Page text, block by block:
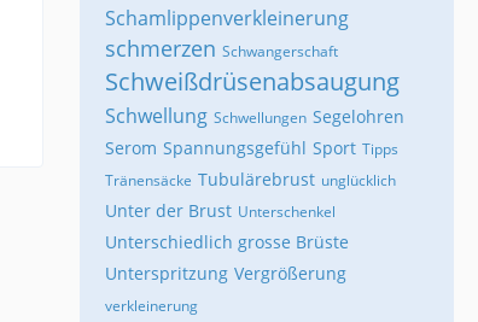
Schamlippenverkleinerung
schmerzen Schwangerschaft
Schweißdrüsenabsaugung
Schwellung Schwellungen Segelohren
Serom Spannungsgefühl Sport Tipps
Tränensäcke Tubulärebrust unglücklich
Unter der Brust Unterschenkel
Unterschiedlich grosse Brüste
Unterspritzung Vergrößerung
verkleinerung